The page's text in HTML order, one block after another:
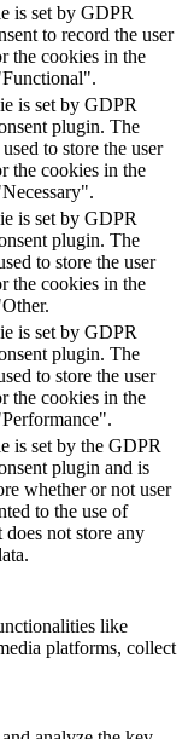
is set by GDPR
to record the user
the cookies in the
is set by GDPR
plugin. The
to store the user
the cookies in the
is set by GDPR
plugin. The
to store the user
the cookies in the
is set by GDPR
plugin. The
to store the user
the cookies in the
is set by the GDPR
plugin and is
whether or not user
to the use of
does not store any
like
platforms, collect